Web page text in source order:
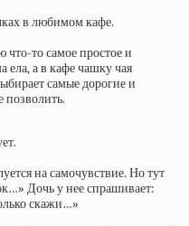
в любимом кафе.
то самое простое и
ела, а в кафе чашку чая
самые дорогие и
позволить.
на самочувствие. Но тут
Дочь у нее спрашивает:
скажи…»